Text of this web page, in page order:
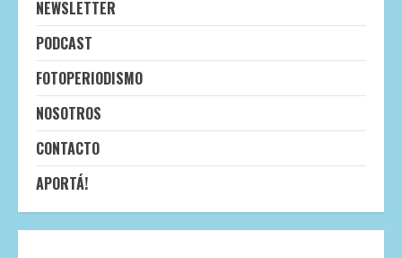
NEWSLETTER
PODCAST
FOTOPERIODISMO
NOSOTROS
CONTACTO
APORTÁ!